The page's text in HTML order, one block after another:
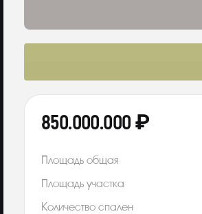
850.000.000 ₽
Площадь общая
Площадь участка
Количество спален